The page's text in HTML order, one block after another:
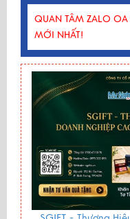
QUAN TÂM ZALO
MỚI NHẤT!